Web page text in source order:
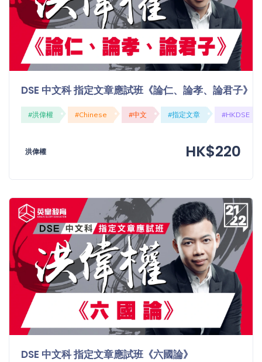
DSE 中文科 指定文章應試班《論仁、論孝、論君子》
#洪偉權 #Chinese #中文 #指定文章 #HKDSE
洪偉權 HK$220
DSE 中文科 指定文章應試班《六國論》